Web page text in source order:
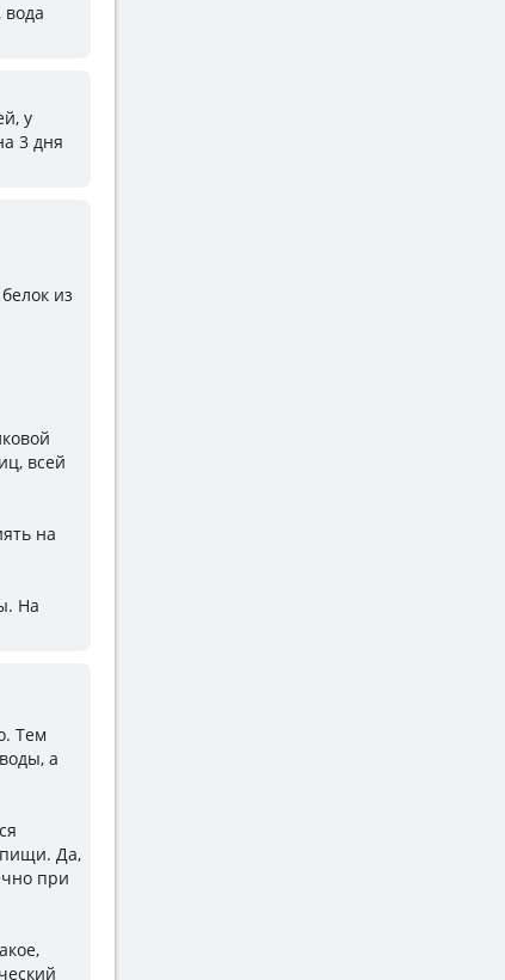
у
3 дня
из
всей
на
На
Тем
а
пищи. Да,
при